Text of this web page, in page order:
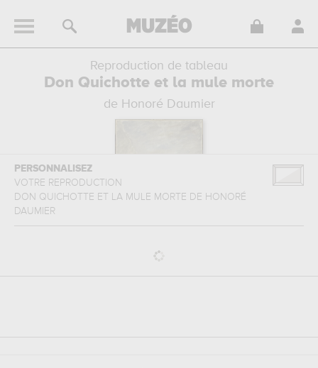
Reproduction de tableau
Don Quichotte et la mule morte
de Honoré Daumier
PERSONNALISEZ
VOTRE REPRODUCTION
DON QUICHOTTE ET LA MULE MORTE DE HONORÉ
DAUMIER